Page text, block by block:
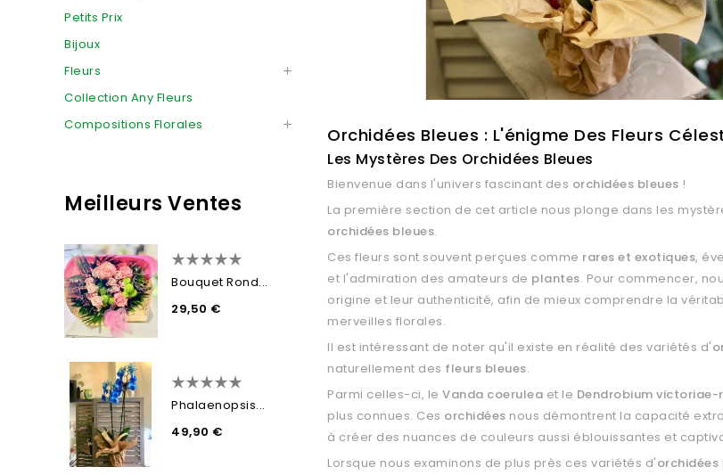
Petits Prix
Bijoux
Fleurs

Collection Any Fleurs
Compositions Florales

Meilleurs Ventes
Bouquet Rond...
29,50 €
Phalaenopsis...
49,90 €
Orchidées Bleues : L'énigme Des Fleurs
Les Mystères Des Orchidées Bleues
Bienvenue dans l'univers fascinant des orchidées bleues !
La première section de cet article nous plonge dans les
orchidées bleues.
Ces fleurs sont souvent perçues comme rares et exotiques,
et l'admiration des amateurs de plantes. Pour commencer,
origine et leur authenticité, afin de mieux comprendre la
merveilles florales.
Il est intéressant de noter qu'il existe en réalité des variétés d'
naturellement des fleurs bleues.
Parmi celles-ci, leVanda coerulea et le Dendrobium victoriae-
plus connues. Ces orchidées nous démontrent la capacité
à créer des nuances de couleurs aussi éblouissantes et
Lorsque nous examinons de plus près ces variétés d'orchidées